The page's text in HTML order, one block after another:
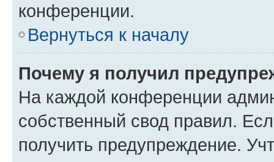
конференции.
Вернуться к началу
Почему я получил
На каждой конференции
собственный свод правил.
получить предупреждение.